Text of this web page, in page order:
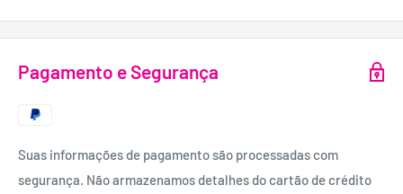
Pagamento e Segurança
Suas informações de pagamento são processadas com
segurança. Não armazenamos detalhes do cartão de crédito